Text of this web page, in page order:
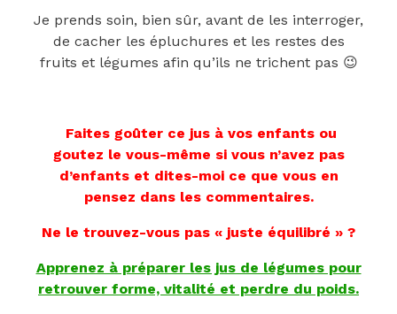
Je prends soin, bien sûr, avant de les interroger,
de cacher les épluchures et les restes des
fruits et légumes afin qu’ils ne trichent pas 😉
Faites goûter ce jus à vos enfants ou
goutez le vous-même si vous n’avez pas
d’enfants et dites-moi ce que vous en
pensez dans les commentaires.
Ne le trouvez-vous pas « juste équilibré » ?
Apprenez à préparer les jus de légumes pour
retrouver forme, vitalité et perdre du poids.